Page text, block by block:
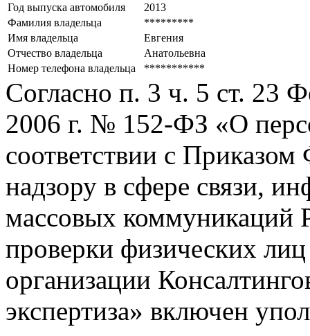
Год выпуска автомобиля
2013
Фамилия владельца
*********
Имя владельца
Евгения
Отчество владельца
Анатольевна
Номер телефона владельца
***********
Согласно п. 3 ч. 5 ст. 23
2006 г. № 152-ФЗ «О
соответствии с
надзору в сфере связи,
массовых коммуникаций
проверки физических
организации
экспертиза» включен